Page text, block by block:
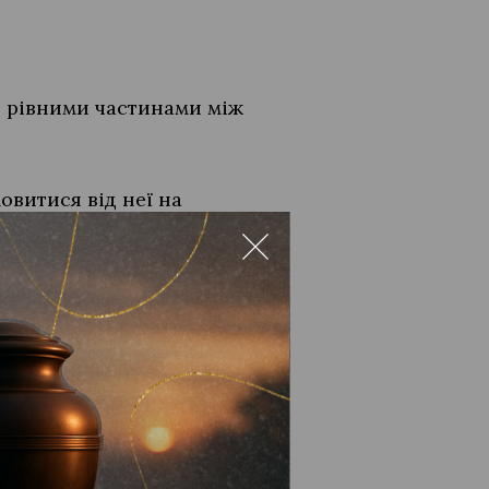
рівними частинами між
від неї на
у довільній формі (з
її до Управління
відмовлятися від
імені недієздатних осіб